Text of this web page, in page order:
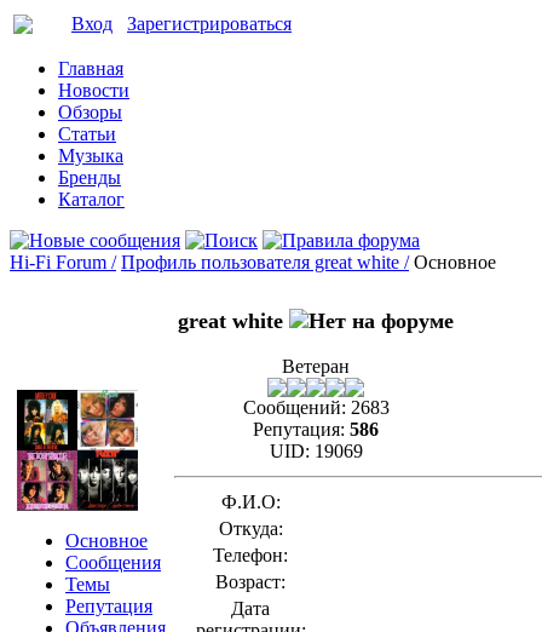
Вход Зарегистрироваться
Главная
Новости
Обзоры
Статьи
Музыка
Бренды
Каталог
Hi-Fi Forum / Профиль пользователя great white / Основное
Основное
Сообщения
Темы
Репутация
Объявления
great white
Ветеран
Сообщений: 2683
Репутация: 586
UID: 19069
Ф.И.О:
Откуда:
Телефон:
Возраст:
Дата